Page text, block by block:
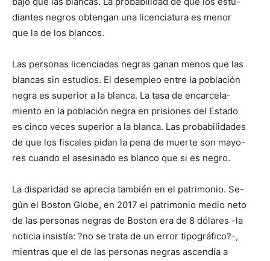
diantes negros obtengan una licenciatura es menor
que la de los blancos.
Las personas licenciadas negras ganan menos que las
blancas sin estudios. El desempleo entre la población
negra es superior a la blanca. La tasa de encarcela-
miento en la población negra en prisiones del Estado
es cinco veces superior a la blanca. Las probabilidades
de que los fiscales pidan la pena de muerte son mayo-
res cuando el asesinado es blanco que si es negro.
La disparidad se aprecia también en el patrimonio. Se-
gún el Boston Globe, en 2017 el patrimonio medio neto
de las personas negras de Boston era de 8 dólares -la
noticia insistía: ?no se trata de un error tipográfico?-,
mientras que el de las personas negras ascendía a